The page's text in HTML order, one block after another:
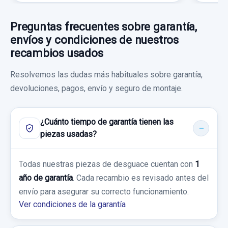
Garantía 1 año
Ref:993548
130,00 €
Consultar por whatsapp
SALPICADERO GUANTERA ROTA
FORD GALAXY (CA1) LIMITED EDITION
Garantía 1 año
Ref:993557
Preguntas frecuentes sobre garantía,
envíos y condiciones de nuestros
recambios usados
Resolvemos las dudas más habituales sobre garantía,
devoluciones, pagos, envío y seguro de montaje.
¿Cuánto tiempo de garantía tienen las
piezas usadas?
Todas nuestras piezas de desguace cuentan con 1
año de garantía . Cada recambio es revisado antes del
envío para asegurar su correcto funcionamiento.
Ver condiciones de la garantía